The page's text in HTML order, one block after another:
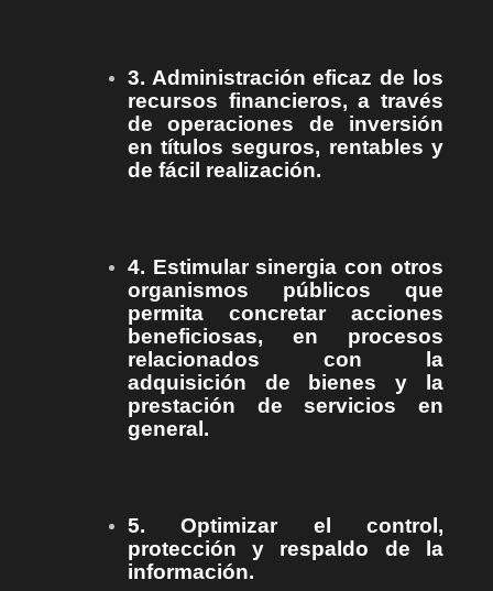
3. Administración eficaz de los
recursos financieros, a través
de operaciones de inversión
en títulos seguros, rentables y
de fácil realización.
4. Estimular sinergia con otros
organismos públicos que
permita concretar acciones
beneficiosas, en procesos
relacionados con la
adquisición de bienes y la
prestación de servicios en
general.
5. Optimizar el control,
protección y respaldo de la
información.